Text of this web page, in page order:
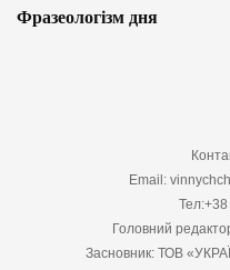
Фразеологізм дня
Email:
Головний
Засновник: ТОВ